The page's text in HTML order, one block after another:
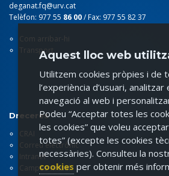
deganat.fq@urv.cat
Telèfon: 977 55 86 00/ Fax: 977 55 82 37
Com arribar-hi
Transport
Dreceres
CRAI
Correu electrònic
Intranet
Campus virtual
Aquest lloc web
Utilitzem cookies pròpies i de
l’experiència d’usuari,
navegació al web i
Podeu “Acceptar totes les
les cookies” que voleu
totes” (excepte les cookies
necessàries). Consulteu la
cookies per obtenir més